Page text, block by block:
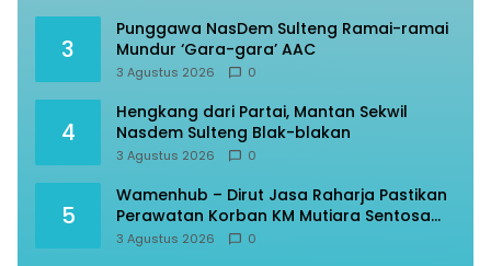
3
Punggawa NasDem Sulteng Ramai-ramai
Mundur ‘Gara-gara’ AAC
3 Agustus 2026 0
4
Hengkang dari Partai, Mantan Sekwil
Nasdem Sulteng Blak-blakan
3 Agustus 2026 0
5
Wamenhub – Dirut Jasa Raharja Pastikan
Perawatan Korban KM Mutiara Sentosa
Optimal
3 Agustus 2026 0